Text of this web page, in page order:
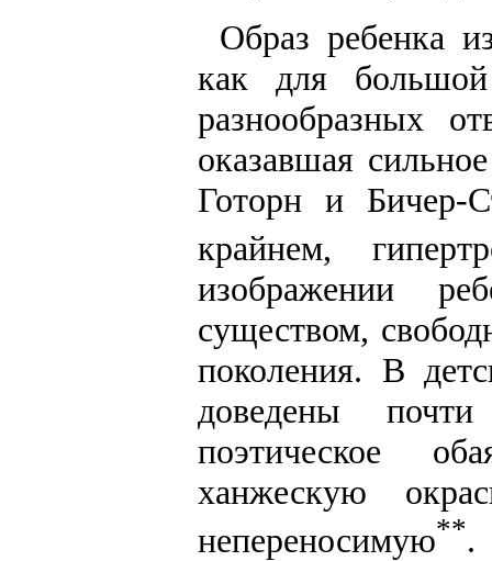
Образ ребенка
как для
разнообразных
оказавшая
Готорн и Бичер-
крайнем,
изображении
существом,
поколения. В
доведены
поэтическое
ханжескую
непереносимую**.